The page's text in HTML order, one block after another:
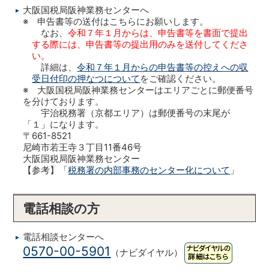
大阪国税局阪神業務センターへ
※ 申告書等の送付はこちらにお願いします。
なお、令和７年１月からは、申告書等を書面で提出
する際には、申告書等の提出用のみを送付してくださ
い。
詳細は、令和７年１月からの申告書等の控えへの収
受日付印の押なつについて をご確認ください。
※ 大阪国税局阪神業務センターはエリアごとに郵便番号
を分けております。
宇治税務署（京都エリア）は郵便番号の末尾が
「１」になります。
〒661-8521
尼崎市若王寺３丁目11番46号
大阪国税局阪神業務センター
【参考】「税務署の内部事務のセンター化について 」
電話相談の方
電話相談センターへ
0570-00-5901 （ナビダイヤル）